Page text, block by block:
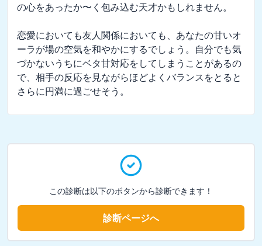
の心をあったか〜く包み込む天才かもしれません。
恋愛においても友人関係においても、あなたの甘いオ
ーラが場の空気を和やかにするでしょう。自分でも気
づかないうちにベタ甘対応をしてしまうことがあるの
で、相手の反応を見ながらほどよくバランスをとると
さらに円満に過ごせそう。
この診断は以下のボタンから診断できます！
診断ページへ